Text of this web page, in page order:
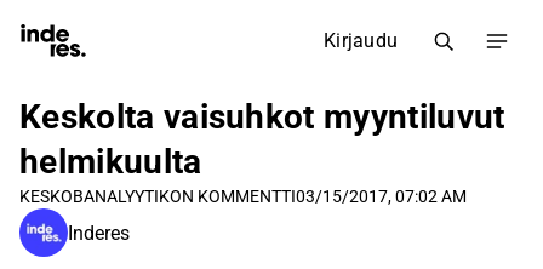
Kirjaudu
Keskolta vaisuhkot myyntiluvut
helmikuulta
KESKOBANALYYTIKON KOMMENTTI03/15/2017, 07:02 AM
Inderes